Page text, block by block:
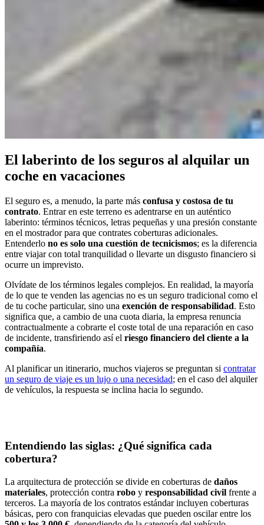
El laberinto de los seguros al alquilar un
coche en vacaciones
El seguro es, a menudo, la parte más confusa y costosa de tu
contrato. Entrar en este terreno es adentrarse en un auténtico
laberinto: términos técnicos, letras pequeñas y una presión constante
en el mostrador para que contrates coberturas adicionales.
Entenderlo no es solo una cuestión de tecnicismos; es la diferencia
entre viajar con total tranquilidad o llevarte un disgusto financiero si
ocurre un imprevisto.
Olvídate de los términos legales complejos. En realidad, la mayoría
de lo que te venden las agencias no es un seguro tradicional como el
de tu coche particular, sino una exención de responsabilidad. Esto
significa que, a cambio de una cuota diaria, la empresa renuncia
contractualmente a cobrarte el coste total de una reparación en caso
de incidente, transfiriendo así el riesgo financiero del cliente a la
compañía.
Al planificar un itinerario, muchos viajeros se preguntan si contratar
un seguro de viaje es un lujo o una necesidad; en el caso del alquiler
de vehículos, la respuesta se inclina hacia lo segundo.
Entendiendo las siglas: ¿Qué significa cada
cobertura?
La arquitectura de protección se divide en coberturas de daños
materiales, protección contra robo y responsabilidad civil frente a
terceros. La mayoría de los contratos estándar incluyen coberturas
básicas, pero con franquicias elevadas que pueden oscilar entre los